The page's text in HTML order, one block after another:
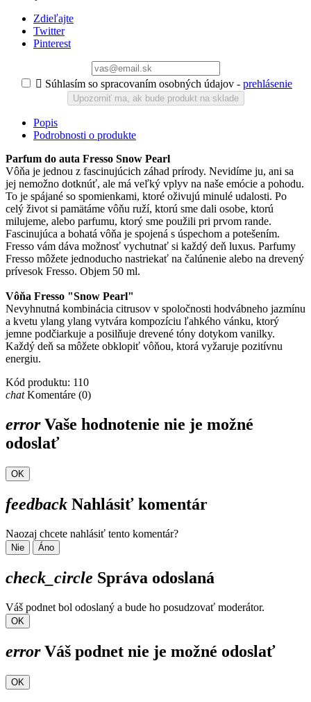
Zdieľajte
Twitter
Pinterest
 Súhlasím so spracovaním osobných údajov - prehlásenie
Upozorniť ma, ak bude produkt na sklade
Popis
Podrobnosti o produkte
Parfum do auta Fresso Snow Pearl
Vôňa je jednou z fascinujúcich záhad prírody. Nevidíme ju, ani sa
jej nemožno dotknúť, ale má veľký vplyv na naše emócie a pohodu.
To je spájané so spomienkami, ktoré oživujú minulé udalosti. Po
celý život si pamätáme vôňu ruží, ktorú sme dali osobe, ktorú
milujeme, alebo parfumu, ktorý sme použili pri prvom rande.
Fascinujúca a bohatá vôňa je spojená s úspechom a potešením.
Fresso vám dáva možnosť vychutnať si každý deň luxus. Parfumy
Fresso môžete jednoducho nastriekať na čalúnenie alebo na drevený
prívesok Fresso. Objem 50 ml.
Vôňa Fresso "Snow Pearl"
Nevyhnutná kombinácia citrusov v spoločnosti hodvábneho jazmínu
a kvetu ylang ylang vytvára kompozíciu ľahkého vánku, ktorý
jemne podčiarkuje a posilňuje drevené tóny dotykom vanilky.
Každý deň sa môžete obklopiť vôňou, ktorá vyžaruje pozitívnu
energiu.
Kód produktu: 110
chatKomentáre (0)
errorVaše hodnotenie nie je možné
odoslať
OK
feedback Nahlásiť komentár
Naozaj chcete nahlásiť tento komentár?
Nie Áno
check_circle Správa odoslaná
Váš podnet bol odoslaný a bude ho posudzovať moderátor.
OK
errorVáš podnet nie je možné odoslať
OK